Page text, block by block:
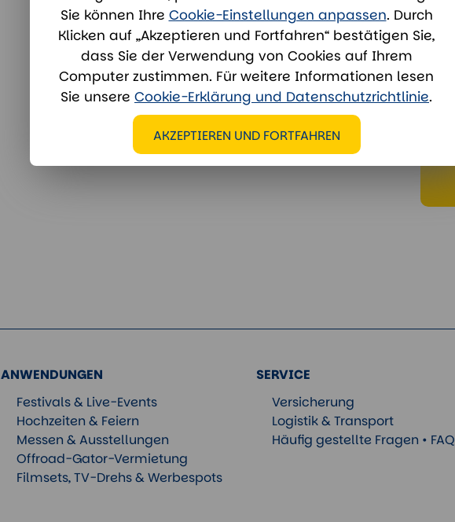
Sie können Ihre Cookie-Einstellungen anpassen. Durch
Klicken auf „Akzeptieren und Fortfahren“ bestätigen Sie,
dass Sie der Verwendung von Cookies auf Ihrem
Computer zustimmen. Für weitere Informationen lesen
Sie unsere Cookie-Erklärung und Datenschutzrichtlinie.
AKZEPTIEREN UND FORTFAHREN
ANWENDUNGEN
Festivals & Live-Events
Hochzeiten & Feiern
Messen & Ausstellungen
Offroad-Gator-Vermietung
Filmsets, TV-Drehs & Werbespots
SERVICE
Versicherung
Logistik & Transport
Häufig gestellte Fragen • FAQ